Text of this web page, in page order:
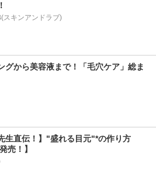
スキンアンドラブ)
グから美容液まで！「毛穴ケア」総ま
生直伝！】"盛れる目元"*の作り方
売！】